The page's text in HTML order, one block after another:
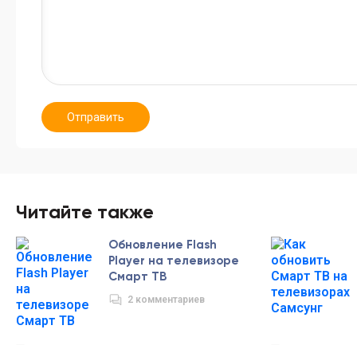
Отправить
Читайте также
Обновление Flash
Player на телевизоре
Смарт ТВ
2 комментариев